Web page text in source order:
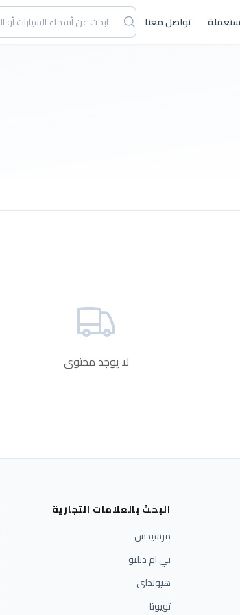
تواصل معنا
لا يوجد محتوى
البحث بالعلامات التجارية
مرسيدس
بي ام دبليو
هيونداي
تويوتا